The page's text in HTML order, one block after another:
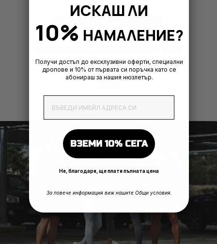
ОТЗИВИ ОТ КЛИЕНТИ
Напишете
ИСКАШ ЛИ
10% НАМАЛЕНИЕ?
Получи достъп до ексклузивни оферти, специални
дропове и 10% от първата си поръчка като се
абонираш за нашия нюзлетър.
ВЗЕМИ 10% СЕГА
Не, благодаря, ще платя пълната цена
За повече информация виж нашите Общи условия.